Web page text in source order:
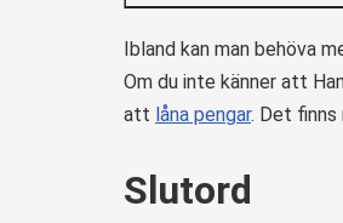
Ibland kan man behöva
Om du inte känner att
att låna pengar. Det finns
Slutord